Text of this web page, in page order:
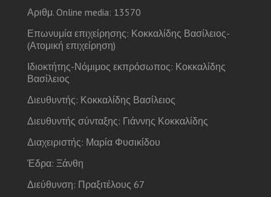
Αριθμ. Online media: 13570
Επωνυμία επιχείρησης: Κοκκαλίδης Βασίλειος-
(Ατομική επιχείρηση)
Ιδιοκτήτης-Νόμιμος εκπρόσωπος: Κοκκαλίδης
Βασίλειος
Διευθυντής: Κοκκαλίδης Βασίλειος
Διευθυντής σύνταξης: Γιάννης Κοκκαλίδης
Διαχειριστής: Μαρία Φυσικίδου
Έδρα: Ξάνθη
Διεύθυνση: Πραξιτέλους 67